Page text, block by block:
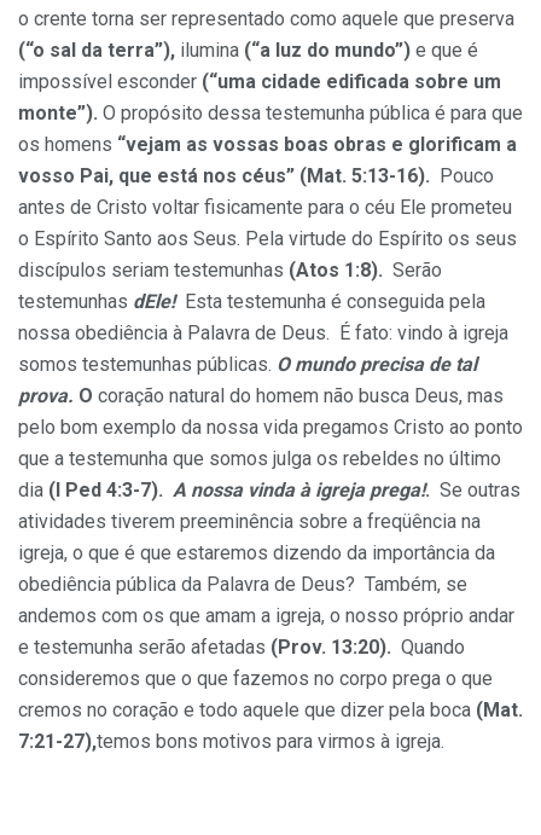
o crente torna ser representado como aquele que preserva
(“o sal da terra”), ilumina (“a luz do mundo”) e que é
impossível esconder (“uma cidade edificada sobre um
monte”). O propósito dessa testemunha pública é para que
os homens “vejam as vossas boas obras e glorificam a
vosso Pai, que está nos céus” (Mat. 5:13-16). Pouco
antes de Cristo voltar fisicamente para o céu Ele prometeu
o Espírito Santo aos Seus. Pela virtude do Espírito os seus
discípulos seriam testemunhas (Atos 1:8). Serão
testemunhas dEle!Esta testemunha é conseguida pela
nossa obediência à Palavra de Deus. É fato: vindo à igreja
somos testemunhas públicas. O mundo precisa de tal
prova. O coração natural do homem não busca Deus, mas
pelo bom exemplo da nossa vida pregamos Cristo ao ponto
que a testemunha que somos julga os rebeldes no último
dia (I Ped 4:3-7). A nossa vinda à igreja prega!. Se outras
atividades tiverem preeminência sobre a freqüência na
igreja, o que é que estaremos dizendo da importância da
obediência pública da Palavra de Deus? Também, se
andemos com os que amam a igreja, o nosso próprio andar
e testemunha serão afetadas (Prov. 13:20). Quando
consideremos que o que fazemos no corpo prega o que
cremos no coração e todo aquele que dizer pela boca (Mat.
7:21-27),temos bons motivos para virmos à igreja.